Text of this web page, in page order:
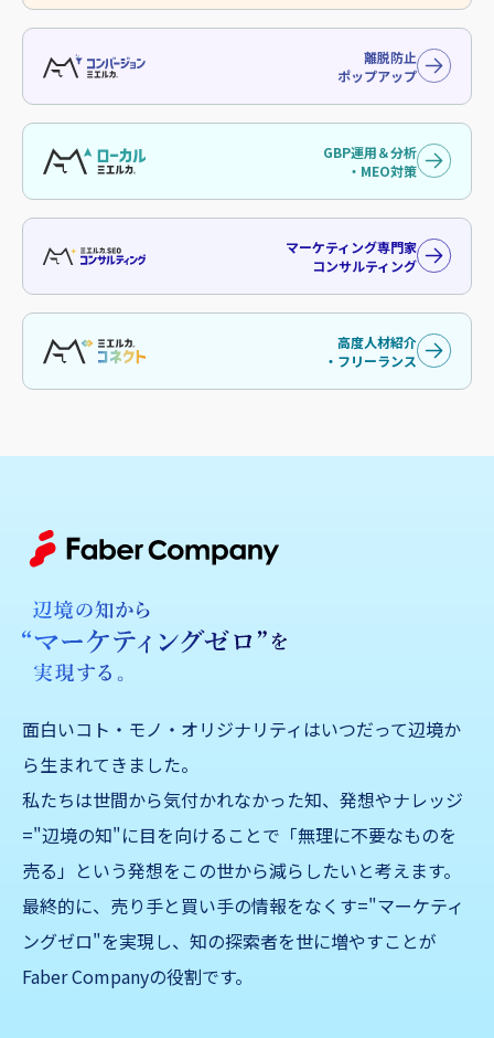
離脱防止
ポップアップ
GBP運用＆分析
・MEO対策
マーケティング専門家
コンサルティング
高度人材紹介
・フリーランス
面白いコト・モノ・オリジナリティはいつだって辺境か
ら生まれてきました。
私たちは世間から気付かれなかった知、発想やナレッジ
="辺境の知"に目を向けることで「無理に不要なものを
売る」 という発想をこの世から減らしたいと考えます。
最終的に、売り手と買い手の情報をなくす="マーケティ
ングゼロ"を実現し、知の探索者を世に増やすことが
Faber Companyの役割です。